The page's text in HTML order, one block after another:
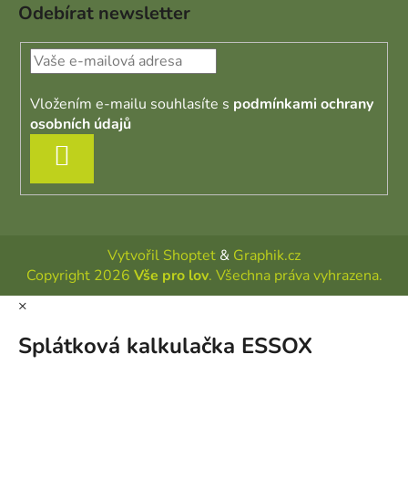
Odebírat newsletter
Vložením e-mailu souhlasíte s podmínkami ochrany
osobních údajů
Vytvořil Shoptet & Graphik.cz
Copyright 2026 Vše pro lov. Všechna práva vyhrazena.
×
Splátková kalkulačka ESSOX